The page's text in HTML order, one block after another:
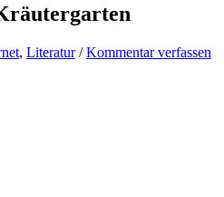
, Literatur/Kommentar verfassen